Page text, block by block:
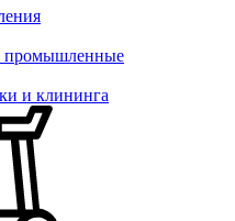
и клининга